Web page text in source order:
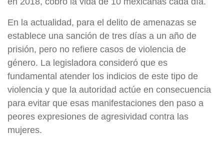
En la actualidad, para el delito de amenazas se
establece una sanción de tres días a un año de
prisión, pero no refiere casos de violencia de
género. La legisladora consideró que es
fundamental atender los indicios de este tipo de
violencia y que la autoridad actúe en consecuencia
para evitar que esas manifestaciones den paso a
peores expresiones de agresividad contra las
mujeres.